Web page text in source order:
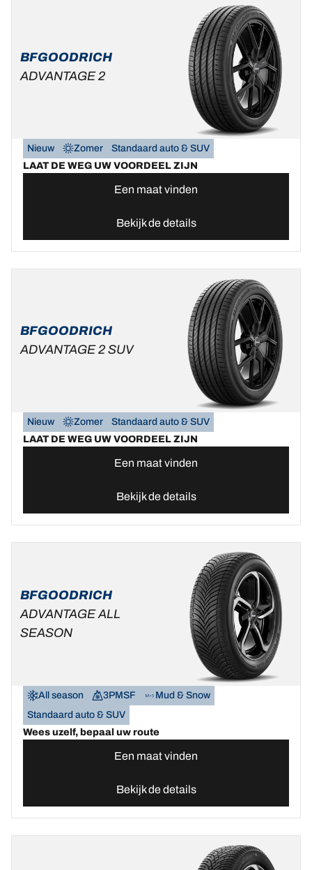
BFGOODRICH
ADVANTAGE 2
Nieuw Zomer
Standaard auto & SUV
LAAT DE WEG UW VOORDEEL ZIJN
Een maat vinden
Bekijk de details
BFGOODRICH
ADVANTAGE 2 SUV
Nieuw Zomer
Standaard auto & SUV
LAAT DE WEG UW VOORDEEL ZIJN
Een maat vinden
Bekijk de details
BFGOODRICH
ADVANTAGE ALL
SEASON
All season 3PMSF
Mud & Snow
Standaard auto & SUV
Wees uzelf, bepaal uw route
Een maat vinden
Bekijk de details